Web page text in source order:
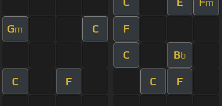
m
Gm C F
C Bb
C F C F